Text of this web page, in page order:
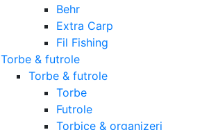
Behr
Extra Carp
Fil Fishing
Torbe & futrole
Torbe & futrole
Torbe
Futrole
Torbice & organizeri